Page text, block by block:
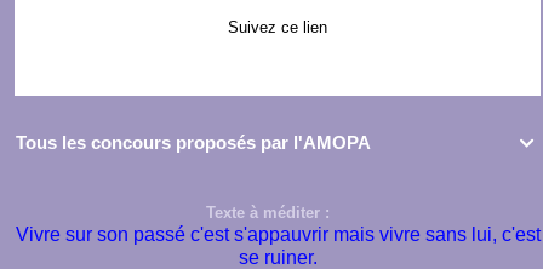
Suivez ce lien

Tous les concours proposés par l'AMOPA
Texte à méditer :
Vivre sur son passé c'est s'appauvrir mais vivre sans lui, c'est
se ruiner.